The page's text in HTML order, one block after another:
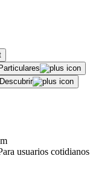
Particulares
Descubrir
usuarios cotidianos